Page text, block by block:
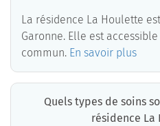
La résidence La Houlette
Garonne. Elle est
commun. En savoir plus
Quels types de soins
résidence La